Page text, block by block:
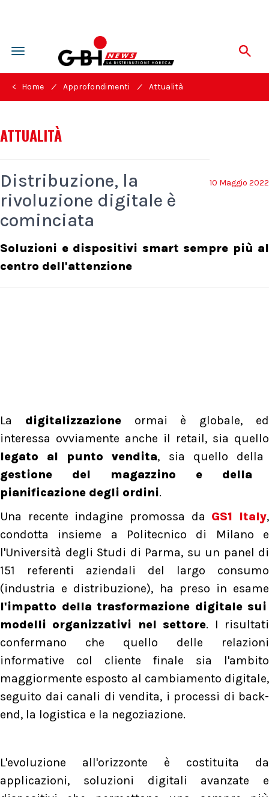
Toggle
navigation
< Home / Approfondimenti / Attualità
ATTUALITÀ
10 Maggio 2022
Distribuzione, la
rivoluzione digitale è
cominciata
Soluzioni e dispositivi smart sempre più al
centro dell'attenzione
La digitalizzazioneormai è globale, ed
interessa ovviamente anche il retail, sia quello
legato al punto vendita, sia quello della
gestione del magazzino e della
pianificazione degli ordini.
Una recente indagine promossa da GS1 Italy,
condotta insieme a Politecnico di Milano e
l'Università degli Studi di Parma, su un panel di
151 referenti aziendali del largo consumo
(industria e distribuzione), ha preso in esame
l'impatto della trasformazione digitale sui
modelli organizzativi nel settore. I risultati
confermano che quello delle relazioni
informative col cliente finale sia l'ambito
maggiormente esposto al cambiamento digitale,
seguito dai canali di vendita, i processi di back-
end, la logistica e la negoziazione.
L'evoluzione all'orizzonte è costituita da
applicazioni, soluzioni digitali avanzate e